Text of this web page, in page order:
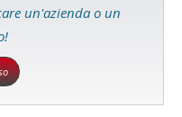
un'azienda o un